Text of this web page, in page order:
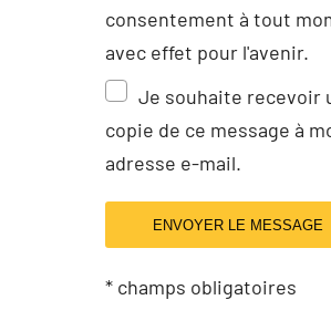
consentement à tout
avec effet pour l'avenir.
Je souhaite recevoir
copie de ce message à
adresse e-mail.
ENVOYER LE MESSAGE
* champs obligatoires